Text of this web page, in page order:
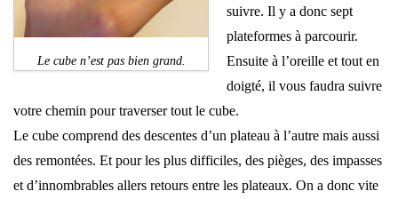
Le cube n’est pas bien grand.
suivre. Il y a donc sept
plateformes à parcourir.
Ensuite à l’oreille et tout en
doigté, il vous faudra suivre
votre chemin pour traverser tout le cube.
Le cube comprend des descentes d’un plateau à l’autre mais aussi
des remontées. Et pour les plus difficiles, des pièges, des impasses
et d’innombrables allers retours entre les plateaux. On a donc vite